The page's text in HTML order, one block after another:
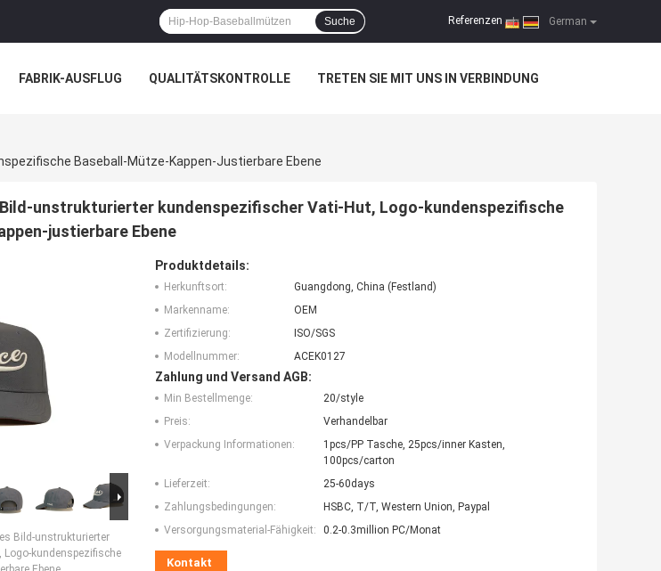
German
Referenzen |
Suche
FABRIK-AUSFLUG QUALITÄTSKONTROLLE TRETEN SIE MIT UNS IN VERBINDUNG
Baseball-Mütze-Kappen-Justierbare Ebene
unstrukturierter kundenspezifischer Vati-Hut, Logo-kundenspezifische
justierbare Ebene
Bild-unstrukturierter
Logo-kundenspezifische
Produktdetails:
Herkunftsort:
Guangdong, China (Festland)
Markenname:
OEM
Zertifizierung:
ISO/SGS
Modellnummer:
ACEK0127
Zahlung und Versand AGB:
Min Bestellmenge:
20/style
Preis:
Verhandelbar
Verpackung Informationen:
1pcs/PP Tasche, 25pcs/inner Kasten,
100pcs/carton
Lieferzeit:
25-60days
Zahlungsbedingungen:
HSBC, T/T, Western Union, Paypal
Versorgungsmaterial-Fähigkeit:
0.2-0.3million PC/Monat
Kontakt